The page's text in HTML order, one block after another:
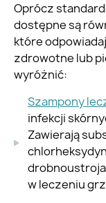
Oprócz
dostępne są
które
zdrowotne lub
wyróżnić:
Szampony
infekcji
Zawierają
w leczeniu